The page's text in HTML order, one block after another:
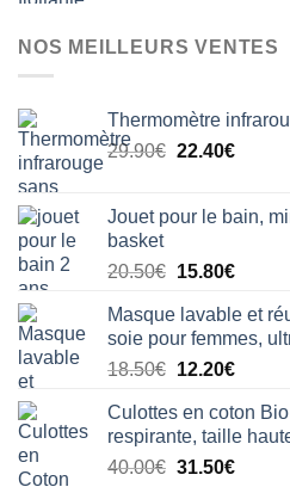
NOS MEILLEURS VENTES
Thermomètre
29.90€ Le
était :
22.40€Le
est :
Jouet pour le bain,
basket
20.50€ Le
initial
était :
20.50€.
15.80€Le
actuel
est :
15.80€.
Masque lavable et
soie pour femmes,
18.50€ Le
initial
était :
18.50€.
12.20€Le
actuel
est :
12.20€.
Culottes en coton
respirante, taille
40.00€ Le
31.50€Le